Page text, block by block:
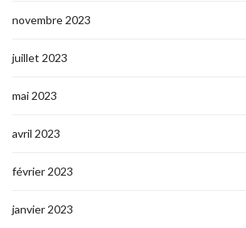
novembre 2023
juillet 2023
mai 2023
avril 2023
février 2023
janvier 2023